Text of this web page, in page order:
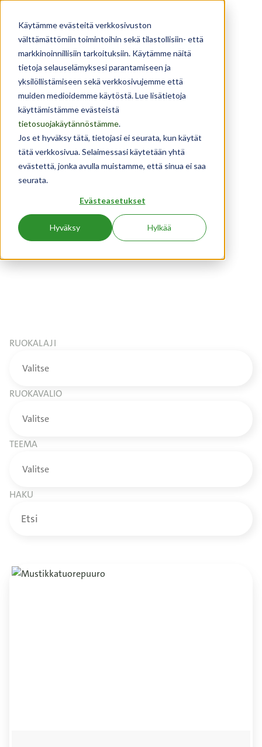
Käytämme evästeitä verkkosivuston
välttämättömiin toimintoihin sekä tilastollisiin- että
markkinoinnillisiin tarkoituksiin. Käytämme näitä
tietoja selauselämyksesi parantamiseen ja
yksilöllistämiseen sekä verkkosivujemme että
muiden medioidemme käytöstä. Lue lisätietoja
käyttämistämme evästeistä
tietosuojakäytännöstämme.
Jos et hyväksy tätä, tietojasi ei seurata, kun käytät
tätä verkkosivua. Selaimessasi käytetään yhtä
evästettä, jonka avulla muistamme, että sinua ei saa
seurata.
Evästeasetukset
Hyväksy Hylkää
TOIMIVAA JA TESTATTUA
AMMATTILAISRESEPTIIKKAA
Ruoan ammattilaisille suunnattu reseptipankkimme
reseptiikasta. Monipuolisten reseptien kehityksessä ja
valinnassa on otettu huomioon ammattilaiskeittiöiden
tarpeet. Huomioituina ovat erilaisten keittiöiden
RUOKALAJI
RUOKAVALIO
TEEMA
HAKU